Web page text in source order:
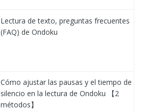
Lectura de texto, preguntas frecuentes
(FAQ) de Ondoku
Cómo ajustar las pausas y el tiempo de
silencio en la lectura de Ondoku 【2
métodos】